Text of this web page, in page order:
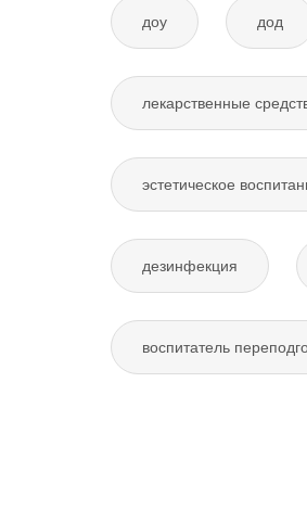
доу дод
лекарственные
эстетическое
дезинфекция
воспитатель